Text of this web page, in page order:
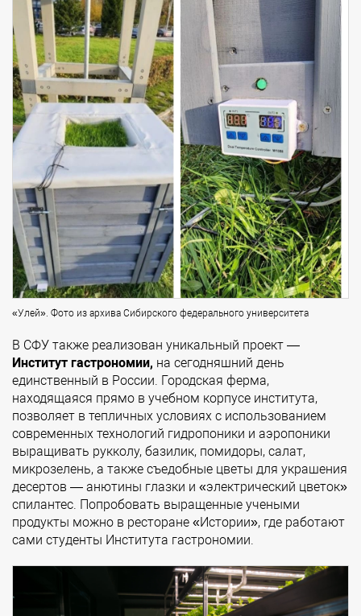
«Улей». Фото из архива Сибирского федерального университета
В СФУ также реализован уникальный проект —
Институт гастрономии, на сегодняшний день
единственный в России. Городская ферма,
находящаяся прямо в учебном корпусе института,
позволяет в тепличных условиях с использованием
современных технологий гидропоники и аэропоники
выращивать рукколу, базилик, помидоры, салат,
микрозелень, а также съедобные цветы для украшения
десертов — анютины глазки и «электрический цветок»
спилантес. Попробовать выращенные учеными
продукты можно в ресторане «Истории», где работают
сами студенты Института гастрономии.